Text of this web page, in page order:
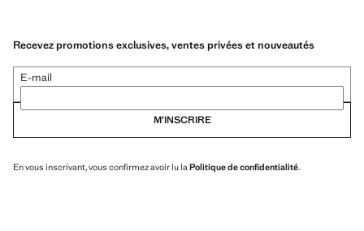
Recevez promotions exclusives, ventes privées et nouveautés
E-mail
M’INSCRIRE
En vous inscrivant, vous confirmez avoir lu la Politique de confidentialité.